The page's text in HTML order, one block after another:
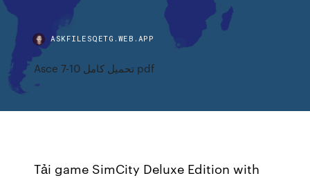
ASKFILESQETG.WEB.APP
Asce 7-10 تحميل كامل pdf
Tải game SimCity Deluxe Edition with